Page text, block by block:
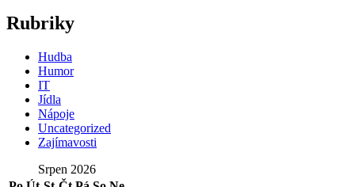
Rubriky
Hudba
Humor
IT
Jídla
Nápoje
Uncategorized
Zajímavosti
Srpen 2026